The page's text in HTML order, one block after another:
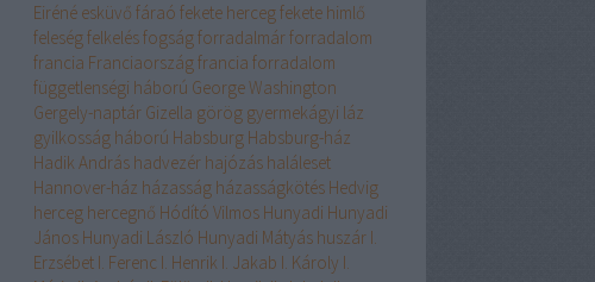
Eiréné esküvő fáraó fekete hercegfekete himlő
feleségfelkelésfogságforradalmárforradalom
francia Franciaországfrancia forradalom
függetlenségi háború George Washington
Gergely-naptár Gizella görög gyermekágyi láz
gyilkosság háború Habsburg Habsburg-ház
Hadik András hadvezér hajózás haláleset
Hannover-ház házasság házasságkötés Hedvig
herceg hercegnő Hódító Vilmos Hunyadi Hunyadi
János Hunyadi László Hunyadi Mátyás huszár I.
Erzsébet I. Ferenc I. Henrik I. Jakab I. Károly I.